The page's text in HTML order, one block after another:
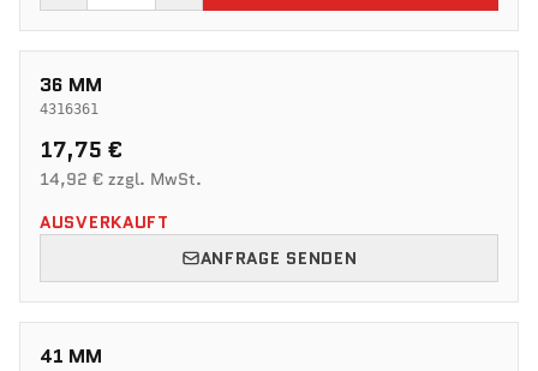
36 MM
4316361
17,75 €
14,92 € zzgl. MwSt.
AUSVERKAUFT
ANFRAGE SENDEN
41 MM